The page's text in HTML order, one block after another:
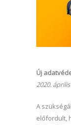
Új
2020.
A
előfordult,